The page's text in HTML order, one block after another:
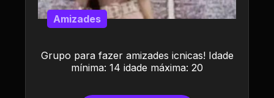
Grupo para fazer amizades icnicas! Idade
mínima: 14 idade máxima: 20
Amizades